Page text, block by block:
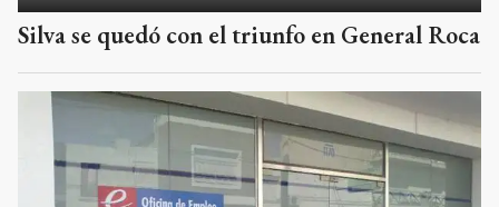
Silva se quedó con el triunfo en General Roca